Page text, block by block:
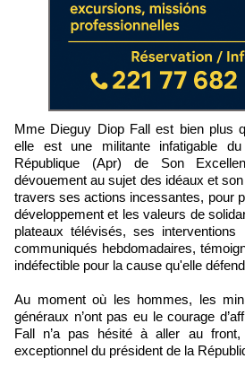
Mme Dieguy Diop Fall est bien plus qu'une femme politique :
elle est une militante infatigable
République (Apr) de Son
dévouement au sujet des idéaux et
travers ses actions incessantes, pour
développement et les valeurs de
plateaux télévisés, ses
communiqués hebdomadaires,
indéfectible pour la cause qu'elle
Au moment où les hommes, les
généraux n’ont pas eu le courage
Fall n’a pas hésité à aller au
exceptionnel du président de la